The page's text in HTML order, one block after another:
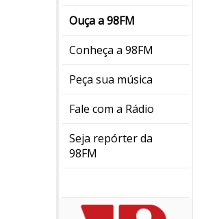
Ouça a 98FM
Conheça a 98FM
Peça sua música
Fale com a Rádio
Seja repórter da
98FM